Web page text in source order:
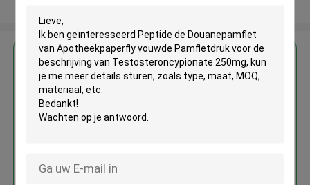
Krijg de beste prijs voor
Apotheekpaperfly vouwde